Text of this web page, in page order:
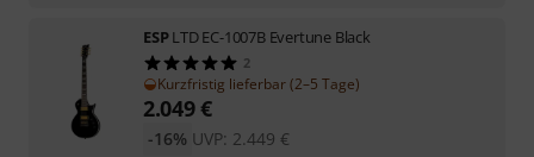
ESPLTD EC-1007B Evertune Black
2
Kurzfristig lieferbar (2–5 Tage)
2.049€
UVP: 2.449 €
-16%